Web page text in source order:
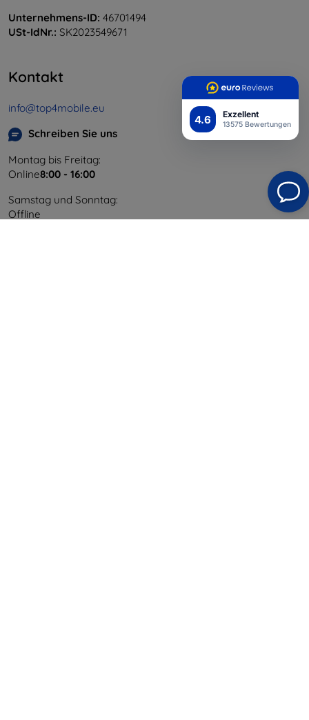
4.6 Exzellent
13575 Bewertungen
Unternehmens-ID: 46701494
USt-IdNr.: SK2023549671
Kontakt
info@top4mobile.eu
Schreiben Sie uns
Montag bis Freitag:
Online8:00 - 16:00
Samstag und Sonntag:
Offline